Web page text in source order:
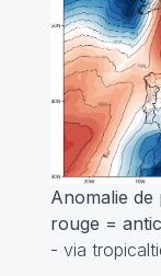
Anomalie
rouge =
- via